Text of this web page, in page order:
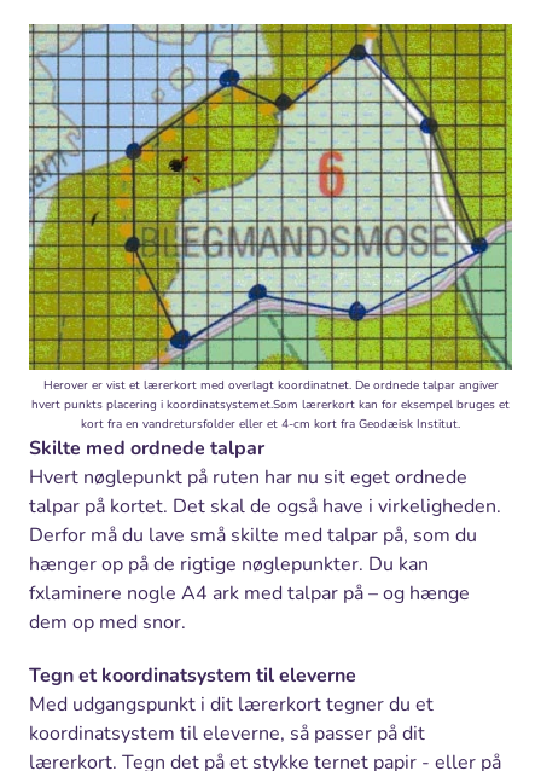
Herover er vist et lærerkort med overlagt koordinatnet. De ordnede talpar angiver
hvert punkts placering i koordinatsystemet.Som lærerkort kan for eksempel bruges et
kort fra en vandretursfolder eller et 4-cm kort fra Geodæisk Institut.
Skilte med ordnede talpar
Hvert nøglepunkt på ruten har nu sit eget ordnede
talpar på kortet. Det skal de også have i virkeligheden.
Derfor må du lave små skilte med talpar på, som du
hænger op på de rigtige nøglepunkter. Du kan
fxlaminere nogle A4 ark med talpar på – og hænge
dem op med snor.
Tegn et koordinatsystem til eleverne
Med udgangspunkt i dit lærerkort tegner du et
koordinatsystem til eleverne, så passer på dit
lærerkort. Tegn det på et stykke ternet papir - eller på